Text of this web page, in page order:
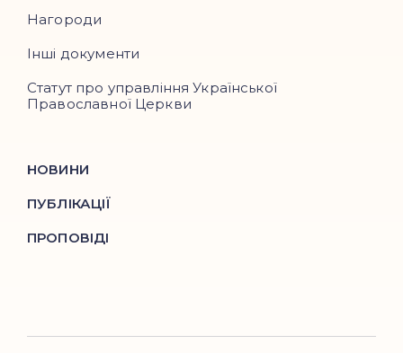
Нагороди
Інші документи
Статут про управління Української
Православної Церкви
НОВИНИ
ПУБЛІКАЦІЇ
ПРОПОВІДІ